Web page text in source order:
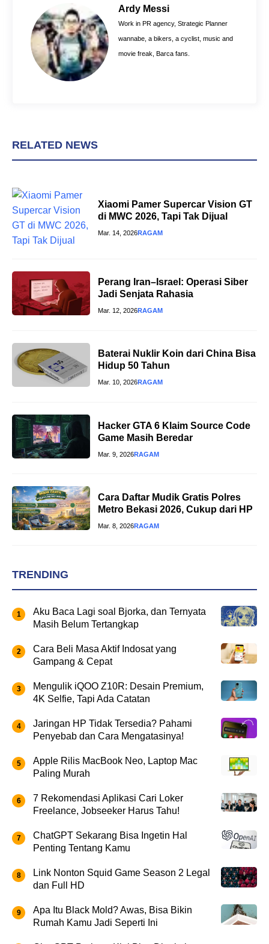
k
r
e
s
p
p
Ardy Messi
Work in PR agency, Strategic Planner
wannabe, a bikers, a cyclist, music and
movie freak, Barca fans.
RELATED NEWS
Xiaomi Pamer Supercar Vision GT
di MWC 2026, Tapi Tak Dijual
Mar. 14, 2026RAGAM
Perang Iran–Israel: Operasi Siber
Jadi Senjata Rahasia
Mar. 12, 2026RAGAM
Baterai Nuklir Koin dari China Bisa
Hidup 50 Tahun
Mar. 10, 2026RAGAM
Hacker GTA 6 Klaim Source Code
Game Masih Beredar
Mar. 9, 2026RAGAM
Cara Daftar Mudik Gratis Polres
Metro Bekasi 2026, Cukup dari HP
Mar. 8, 2026RAGAM
TRENDING
Aku Baca Lagi soal Bjorka, dan Ternyata
Masih Belum Tertangkap
Cara Beli Masa Aktif Indosat yang
Gampang & Cepat
Mengulik iQOO Z10R: Desain Premium,
4K Selfie, Tapi Ada Catatan
Jaringan HP Tidak Tersedia? Pahami
Penyebab dan Cara Mengatasinya!
Apple Rilis MacBook Neo, Laptop Mac
Paling Murah
7 Rekomendasi Aplikasi Cari Loker
Freelance, Jobseeker Harus Tahu!
ChatGPT Sekarang Bisa Ingetin Hal
Penting Tentang Kamu
Link Nonton Squid Game Season 2 Legal
dan Full HD
Apa Itu Black Mold? Awas, Bisa Bikin
Rumah Kamu Jadi Seperti Ini